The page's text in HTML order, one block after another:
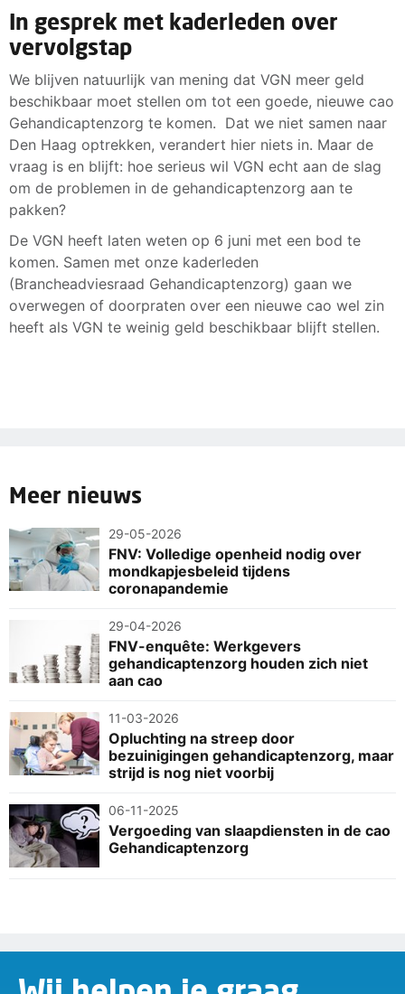
In gesprek met kaderleden over
vervolgstap
We blijven natuurlijk van mening dat VGN meer geld
beschikbaar moet stellen om tot een goede, nieuwe cao
Gehandicaptenzorg te komen. Dat we niet samen naar
Den Haag optrekken, verandert hier niets in. Maar de
vraag is en blijft: hoe serieus wil VGN echt aan de slag
om de problemen in de gehandicaptenzorg aan te
pakken?
De VGN heeft laten weten op 6 juni met een bod te
komen. Samen met onze kaderleden
(Brancheadviesraad Gehandicaptenzorg) gaan we
overwegen of doorpraten over een nieuwe cao wel zin
heeft als VGN te weinig geld beschikbaar blijft stellen.
Meer nieuws
29-05-2026
FNV: Volledige openheid nodig over
mondkapjesbeleid tijdens
coronapandemie
29-04-2026
FNV-enquête: Werkgevers
gehandicaptenzorg houden zich niet
aan cao
11-03-2026
Opluchting na streep door
bezuinigingen gehandicaptenzorg, maar
strijd is nog niet voorbij
06-11-2025
Vergoeding van slaapdiensten in de cao
Gehandicaptenzorg